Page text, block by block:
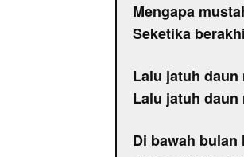
Mengapa
Seketika
Lalu jatuh daun
Lalu jatuh
Di bawah